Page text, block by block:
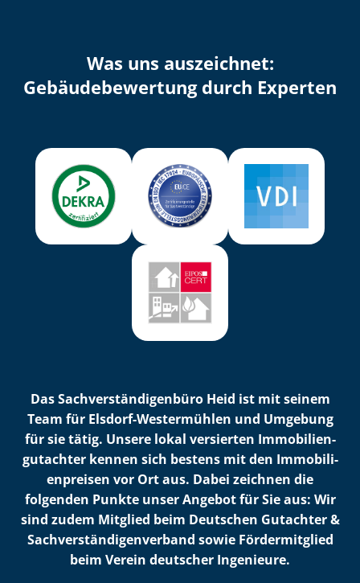
Was uns auszeichnet:
Ge­bäu­de­be­wer­tung durch Experten
Das Sach­ver­stän­di­gen­bü­ro Heid ist mit seinem
Team für Elsdorf-Westermühlen und Umgebung
für sie tätig. Unsere lokal versierten Im­mo­bi­li­en­
gut­ach­ter kennen sich bestens mit den Im­mo­bi­li­
en­prei­sen vor Ort aus. Dabei zeichnen die
folgenden Punkte unser Angebot für Sie aus: Wir
sind zudem Mitglied beim Deutschen Gutachter &
Sach­ver­stän­di­gen­ver­band sowie Fördermitglied
beim Verein deutscher Ingenieure.